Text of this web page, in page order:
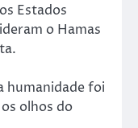
Estados
o Hamas
humanidade foi
olhos do